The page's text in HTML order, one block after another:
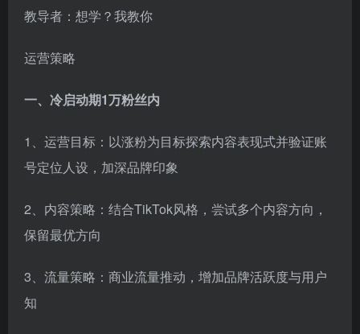
教导者：想学？我教你
运营策略
一、冷启动期1万粉丝内
1、运营目标：以涨粉为目标探索内容表现式并验证账
号定位人设，加深品牌印象
2、内容策略：结合TikTok风格，尝试多个内容方向，
保留最优方向
3、流量策略：商业流量推动，增加品牌活跃度与用户
知